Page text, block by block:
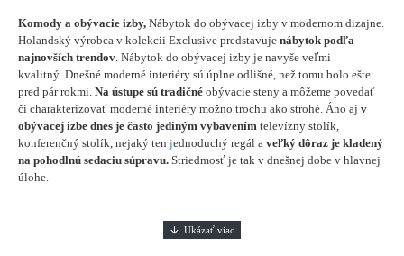
Komody a obývacie izby, Nábytok do obývacej izby v modernom dizajne.
Holandský výrobca v kolekcii Exclusive predstavuje nábytok podľa
najnovších trendov. Nábytok do obývacej izby je navyše veľmi
kvalitný. Dnešné moderné interiéry sú úplne odlišné, než tomu bolo ešte
pred pár rokmi. Na ústupe sú tradičné obývacie steny a môžeme povedať
či charakterizovať moderné interiéry možno trochu ako strohé. Áno aj v
obývacej izbe dnes je často jediným vybavením televízny stolík,
konferenčný stolík, nejaký ten jednoduchý regál a veľký dôraz je kladený
na pohodlnú sedaciu súpravu. Striedmosť je tak v dnešnej dobe v hlavnej
úlohe.